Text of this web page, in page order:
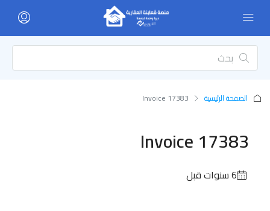
الصفحة الرئيسية Invoice 17383
Invoice 17383